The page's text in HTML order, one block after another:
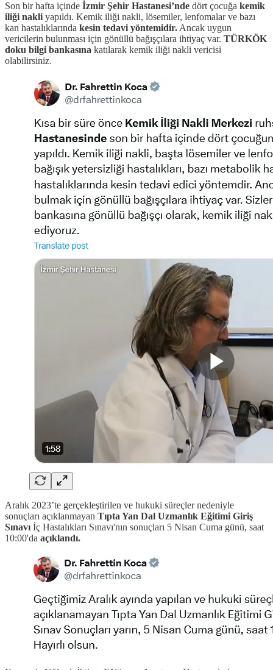
Son bir hafta içinde İzmir Şehir Hastanesi’nde dört çocuğa kemik
iliği nakli yapıldı. Kemik iliği nakli, lösemiler, lenfomalar ve bazı
kan hastalıklarında kesin tedavi yöntemidir. Ancak uygun
vericilerin bulunması için gönüllü bağışçılara ihtiyaç var. TÜRKÖK
doku bilgi bankasına katılarak kemik iliği nakli vericisi
olabilirsiniz.
Aralık 2023’te gerçekleştirilen ve hukuki süreçler nedeniyle
sonuçları açıklanmayan Tıpta Yan Dal Uzmanlık Eğitimi Giriş
Sınavı İç Hastalıkları Sınavı'nın sonuçları 5 Nisan Cuma günü, saat
10:00'da açıklandı.